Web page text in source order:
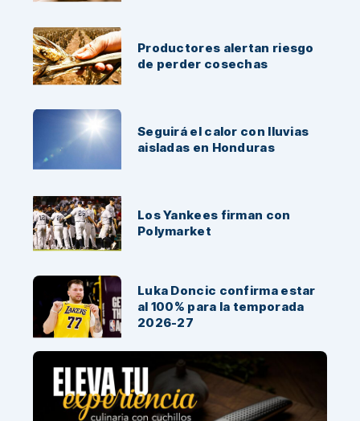
Productores alertan riesgo
de perder cosechas
Seguirá el calor con lluvias
aisladas en Honduras
Los Yankees firman con
Polymarket
Luka Doncic confirma estar
al 100% para la temporada
2026-27